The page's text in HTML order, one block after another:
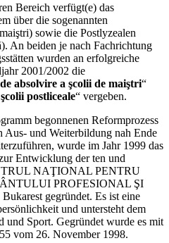
Bereich verfügt(e) das
über die sogenannten
sowie die Postlyzealen
An beiden je nach Fachrichtung
wurden an erfolgreiche
2001/2002 die
absolvire a şcolii de maiştri“
postliceale“ vergeben.
begonnenen Reformprozess
und Weiterbildung nah Ende
wurde im Jahr 1999 das
Entwicklung der ten und
NAŢIONAL PENTRU
PROFESIONAL ŞI
gegründet. Es ist eine
und untersteht dem
Sport. Gegründet wurde es mit
vom 26. November 1998.